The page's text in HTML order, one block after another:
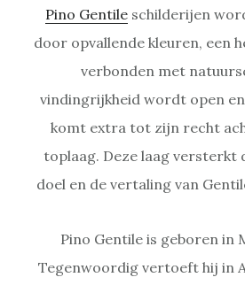
Pino Gentileschilderijen
door opvallende kleuren, een
verbonden met
vindingrijkheid wordt open
komt extra tot zijn recht
toplaag. Deze laag versterkt
doel en de vertaling van
Pino Gentile is geboren in
Tegenwoordig vertoeft hij in